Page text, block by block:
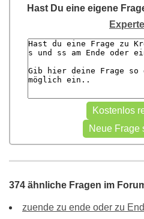
Hast Du eine eigene
374 ähnliche Fragen im
zuende zu ende oder zu